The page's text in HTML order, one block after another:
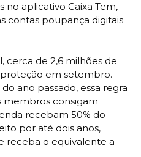
no aplicativo Caixa Tem,
contas poupança digitais
cerca de 2,6 milhões de
em setembro.
ano passado, essa regra
membros consigam
recebam 50% do
por até dois anos,
receba o equivalente a